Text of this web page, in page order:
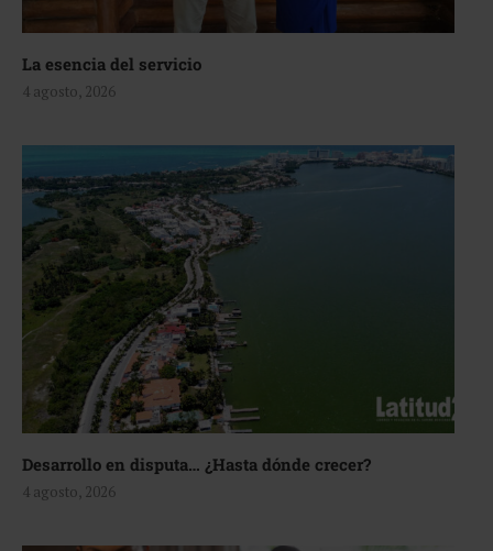
La esencia del servicio
4 agosto, 2026
Desarrollo en disputa… ¿Hasta dónde crecer?
4 agosto, 2026